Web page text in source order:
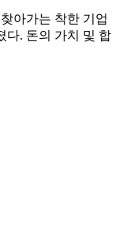
아가는 착한 기업
다. 돈의 가치 및 합